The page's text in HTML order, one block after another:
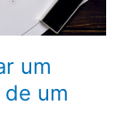
um
um